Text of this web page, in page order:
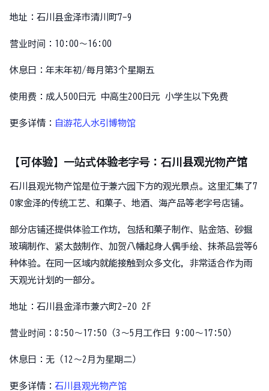
地址：石川县金泽市清川町7-9
营业时间：10:00～16:00
休息日：年末年初/每月第3个星期五
使用费：成人500日元 中高生200日元 小学生以下免费
更多详情： 自游花人水引博物馆
【可体验】一站式体验老字号：石川县观光物产馆
石川县观光物产馆是位于兼六园下方的观光景点。这里汇集了7
0家金泽的传统工艺、和菓子、地酒、海产品等老字号店铺。
部分店铺还提供体验工作坊，包括和菓子制作、贴金箔、砂掘
玻璃制作、紧太鼓制作、加贺八幡起身人偶手绘、抹茶品尝等6
种体验。在同一区域内就能接触到众多文化，非常适合作为雨
天观光计划的一部分。
地址：石川县金泽市兼六町2-20 2F
营业时间：8:50～17:50（3～5月工作日 9:00～17:50）
休息日：无（12～2月为星期二）
更多详情： 石川县观光物产馆